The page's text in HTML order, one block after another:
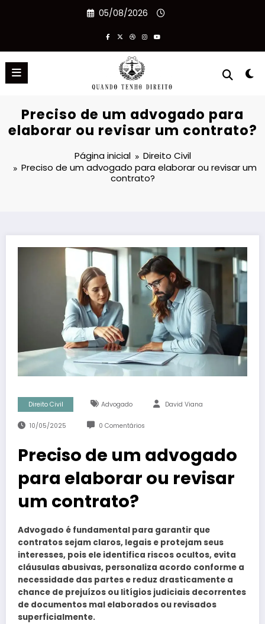
05/08/2026
Preciso de um advogado para
elaborar ou revisar um contrato?
Página inicial
Direito Civil
Preciso de um advogado para elaborar ou revisar um
contrato?
Direito Civil Advogado David Viana
10/05/2025 0 Comentários
Preciso de um advogado
para elaborar ou revisar
um contrato?
Advogado é fundamental para garantir que
contratos sejam claros, legais e protejam seus
interesses, pois ele identifica riscos ocultos, evita
cláusulas abusivas, personaliza acordo conforme a
necessidade das partes e reduz drasticamente a
chance de prejuízos ou litígios judiciais decorrentes
de documentos mal elaborados ou revisados
superficialmente.